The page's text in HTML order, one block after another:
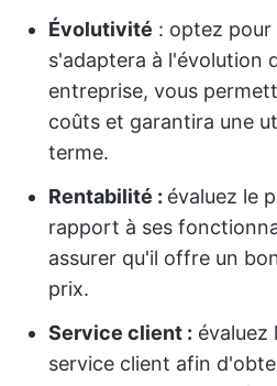
Évolutivité : optez pour
s'adaptera à l'évolution
entreprise, vous
coûts et garantira une
terme.
Rentabilité : évaluez le
rapport à ses
assurer qu'il offre un
prix.
Service client : évaluez
service client afin